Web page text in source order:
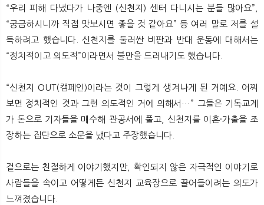
“우리 피해 다녔다가 나중엔 (신천지) 센터 다니시는 분들 많아요”,
“궁금하시니까 직접 맛보시면 좋을 것 같아요” 등 여러 말로 저를 설
득하려고 했습니다. 신천지를 둘러싼 비판과 반대 운동에 대해서는
“정치적이고 의도적”이라면서 불만을 드러내기도 했습니다.
“신천지 OUT(캠페인)이라는 것이 그렇게 생겨나게 된 거예요. 어찌
보면 정치적인 것과 그런 의도적인 거에 의해서…” 그들은 기독교계
가 돈으로 기자들을 매수해 관공서에 풀고, 신천지를 이혼·가출을 조
장하는 집단으로 소문을 냈다고 주장했습니다.
겉으로는 친절하게 이야기했지만, 확인되지 않은 자극적인 이야기로
사람들을 속이고 어떻게든 신천지 교육장으로 끌어들이려는 의도가
느껴졌습니다.